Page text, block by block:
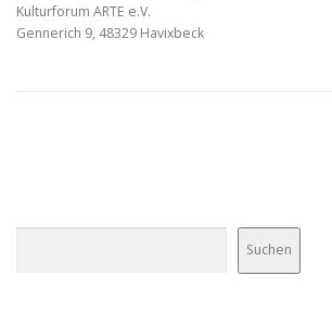
Kulturforum ARTE e.V.
Gennerich 9, 48329 Havixbeck
Suchen